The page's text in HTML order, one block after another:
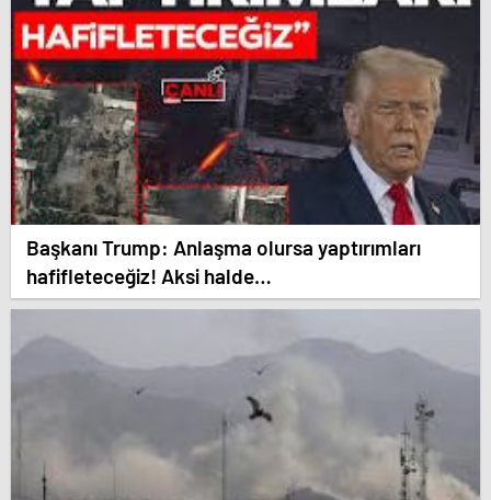
Başkanı Trump: Anlaşma olursa yaptırımları
hafifleteceğiz! Aksi halde…